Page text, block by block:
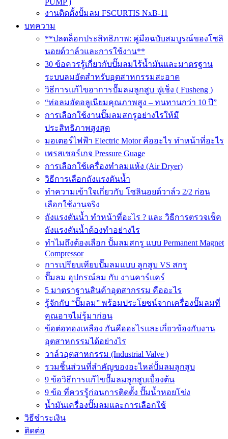
PUMP )
งานติดตั้งปั้มลม FSCURTIS NxB-11
บทความ
**ปลดล็อกประสิทธิภาพ: คู่มือฉบับสมบูรณ์ของโซลิ
นอยด์วาล์วและการใช้งาน**
30 ข้อควรรู้เกี่ยวกับปั๊มลมไร้น้ำมันและมาตรฐาน
ระบบลมอัดสำหรับอุตสาหกรรมสะอาด
วิธีการแก้ไขอาการปั๊มลมลูกสูบ ฟูเช็ง ( Fusheng )
“ท่อลมอัดอลูเนียมคุณภาพสูง – ทนทานกว่า 10 ปี”
การเลือกใช้งานปั๊มลมสกรูอย่างไรให้มี
ประสิทธิภาพสูงสุด
มอเตอร์ไฟฟ้า Electric Motor คืออะไร ทำหน้าที่อะไร
เพรสเชอร์เกจ Pressure Guage
การเลือกใช้เครื่องทำลมแห้ง (Air Dryer)
วิธีการเลือกถังแรงดันน้ำ
ทำความเข้าใจเกี่ยวกับ โซลินอยด์วาล์ว 2/2 ก่อน
เลือกใช้งานจริง
ถังแรงดันน้ำ ทำหน้าที่อะไร ? และ วิธีการตรวจเช็ค
ถังแรงดันน้ำต้องทำอย่างไร
ทำไมถึงต้องเลือก ปั้มลมสกรู แบบ Permanent Magnet
Compressor
การเปรียบเทียบปั๊มลมแบบ ลูกสูบ VS สกรู
ปั๊มลม อุปกรณ์ลม กับ งานคาร์แคร์
5 มาตราฐานสินค้าอุตสากรรม คืออะไร
รู้จักกับ “ปั๊มลม” พร้อมประโยชน์จากเครื่องปั๊มลมที่
คุณอาจไม่รู้มาก่อน
ข้อต่อทองเหลือง กันคืออะไรและเกี่ยวข้องกับงาน
อุตสาหกรรมได้อย่างไร
วาล์วอุตสาหกรรม (Industrial Valve )
รวมชิ้นส่วนที่สำคัญของอะไหล่ปั้มลมลูกสูบ
9 ข้อวิธีการแก้ไขปั๊มลมลูกสูบเบื้องต้น
9 ข้อ ที่ควรรู้ก่อนการติดตั้ง ปั๊มน้ำหอยโข่ง
น้ำมันเครื่องปั๊มลมและการเลือกใช้
วิธีชำระเงิน
ติดต่อ